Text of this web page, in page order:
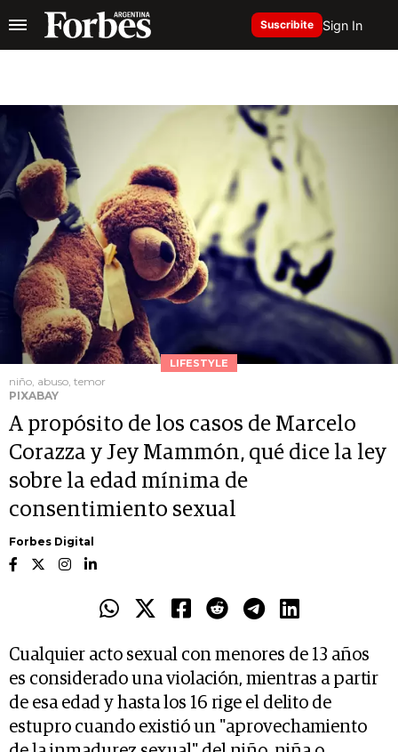
Suscribite Sign In
LIFESTYLE
niño, abuso, temor
PIXABAY
A propósito de los casos de Marcelo
Corazza y Jey Mammón, qué dice la ley
sobre la edad mínima de
consentimiento sexual
Forbes Digital
Cualquier acto sexual con menores de 13 años
es considerado una violación, mientras a partir
de esa edad y hasta los 16 rige el delito de
estupro cuando existió un "aprovechamiento